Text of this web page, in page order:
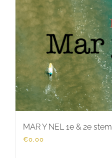
MAR Y NEL 1e & 2e stem
€0,00